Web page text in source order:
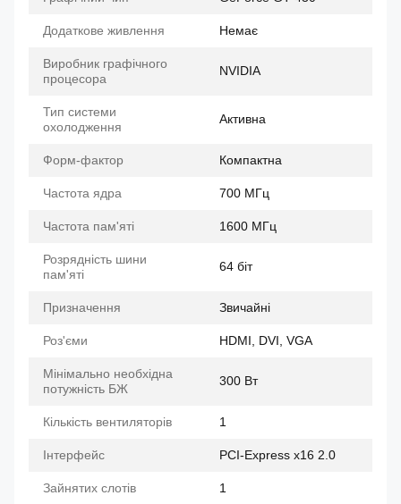
Додаткове живлення Немає
Виробник графічного
процесора
NVIDIA
Тип системи
охолодження
Активна
Форм-фактор Компактна
Частота ядра 700 МГц
Частота пам'яті 1600 МГц
Розрядність шини
пам'яті
64 біт
Призначення Звичайні
Роз'єми HDMI, DVI, VGA
Мінімально необхідна
потужність БЖ
300 Вт
Кількість вентиляторів 1
Інтерфейс PCI-Express x16 2.0
Зайнятих слотів 1